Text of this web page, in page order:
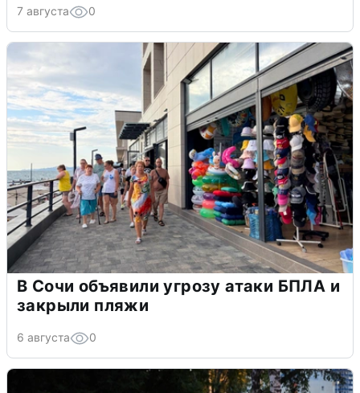
7 августа 0
В Сочи объявили угрозу атаки БПЛА и
закрыли пляжи
6 августа 0